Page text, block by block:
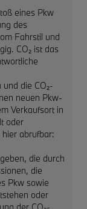
eines Pkw
des
Fahrstil und
CO₂ ist das
die CO₂-
neuen Pkw-
Verkaufsort in
oder
abrufbar:
die durch
die
Pkw sowie
oder